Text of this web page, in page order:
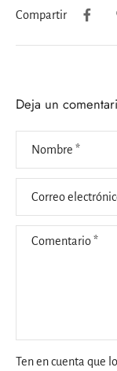
Compartir
Deja un
Nombre *
Correo
Comentario*
Ten en cuenta que